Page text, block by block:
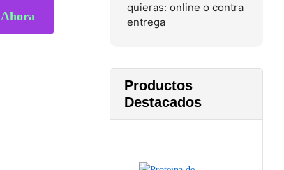
quieras: online o contra
entrega
Productos
Destacados